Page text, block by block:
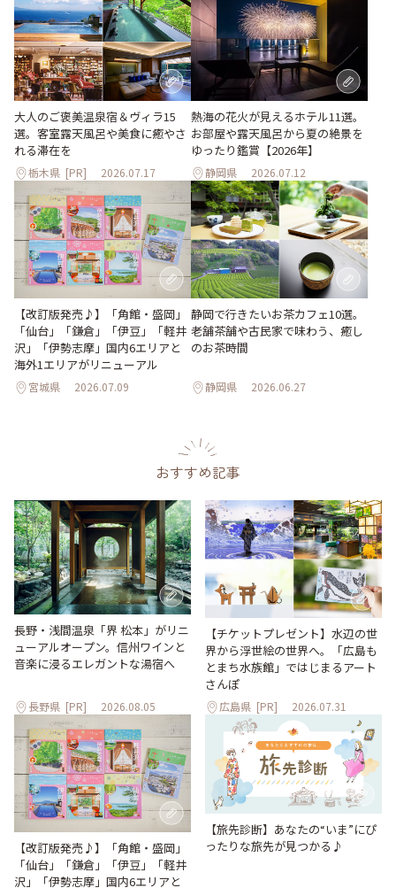
大人のご褒美温泉宿＆ヴィラ15
選。客室露天風呂や美食に癒やさ
れる滞在を
栃木県 [PR] 2026.07.17
熱海の花火が見えるホテル11選。
お部屋や露天風呂から夏の絶景を
ゆったり鑑賞【2026年】
静岡県 2026.07.12
【改訂版発売♪】「角館・盛岡」
「仙台」「鎌倉」「伊豆」「軽井
沢」「伊勢志摩」国内6エリアと
海外1エリアがリニューアル
宮城県 2026.07.09
静岡で行きたいお茶カフェ10選。
老舗茶舗や古民家で味わう、癒し
のお茶時間
静岡県 2026.06.27
おすすめ記事
長野・浅間温泉「界 松本」がリニ
ューアルオープン。信州ワインと
音楽に浸るエレガントな湯宿へ
長野県 [PR] 2026.08.05
【チケットプレゼント】水辺の世
界から浮世絵の世界へ。「広島も
とまち水族館」ではじまるアート
さんぽ
広島県 [PR] 2026.07.31
【改訂版発売♪】「角館・盛岡」
「仙台」「鎌倉」「伊豆」「軽井
沢」「伊勢志摩」国内6エリアと
【旅先診断】あなたの“いま”にぴ
ったりな旅先が見つかる♪